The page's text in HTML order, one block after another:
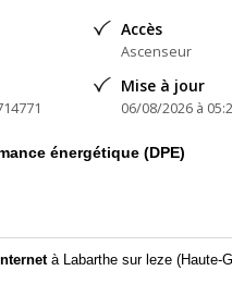
Accès
Ascenseur
Mise à jour
06/08/2026 à
énergétique (DPE)
à Labarthe sur leze (Haute-